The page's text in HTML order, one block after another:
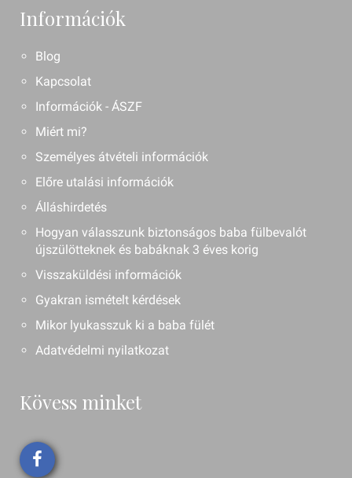
Információk
Blog
Kapcsolat
Információk - ÁSZF
Miért mi?
Személyes átvételi információk
Előre utalási információk
Álláshirdetés
Hogyan válasszunk biztonságos baba fülbevalót
újszülötteknek és babáknak 3 éves korig
Visszaküldési információk
Gyakran ismételt kérdések
Mikor lyukasszuk ki a baba fülét
Adatvédelmi nyilatkozat
Kövess minket